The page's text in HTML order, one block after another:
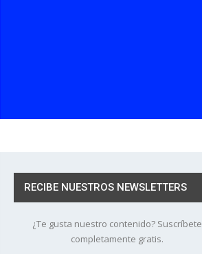
RECIBE NUESTROS NEWSLETTERS
¿Te gusta nuestro contenido? Suscríbete
completamente gratis.